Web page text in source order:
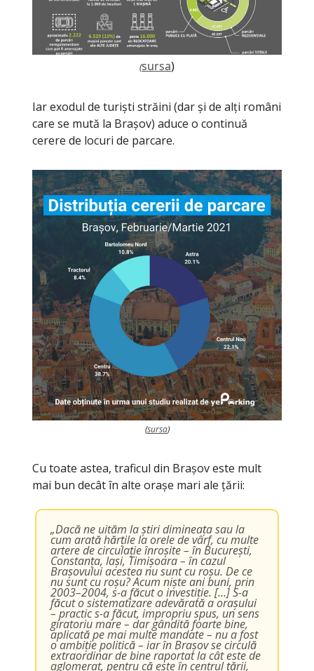
(sursa)
Iar exodul de turiști străini (dar și de alți români
care se mută la Brașov) aduce o continuă
cerere de locuri de parcare.
(sursa)
Cu toate astea, traficul din Brașov este mult
mai bun decât în alte orașe mari ale țării:
„Dacă ne uităm la știri dimineața sau la
cum arată hărțile la orele de vârf, cu multe
artere de circulație înroșite – în București,
Constanța, Iași, Timișoara – în cazul
Brașovului acestea nu sunt cu roșu. De ce
nu sunt cu roșu? Acum niște ani buni, prin
2003–2004, s-a făcut o investiție. […] S-a
făcut o sistematizare adevărată a orașului
– practic s-a făcut, impropriu spus, un sens
giratoriu mare – dar gândită foarte bine,
aplicată pe mai multe mandate – nu a fost
o ambiție politică – iar în Brașov se circulă
extraordinar de bine raportat la cât este de
aglomerat, pentru că este în centrul țării,